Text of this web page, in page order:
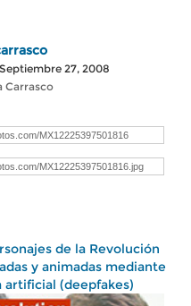
27, 2008
Carrasco
de la Revolución
y animadas mediante
artificial (deepfakes)